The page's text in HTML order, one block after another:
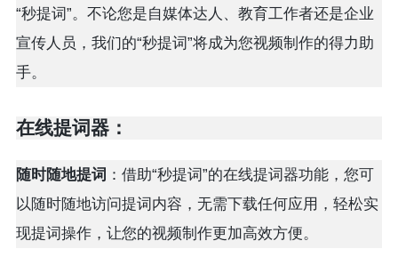
“秒提词”。不论您是自媒体达人、教育工作者还是企业
宣传人员，我们的“秒提词”将成为您视频制作的得力助
手。
在线提词器：
随时随地提词 ：借助“秒提词”的在线提词器功能，您可
以随时随地访问提词内容，无需下载任何应用，轻松实
现提词操作，让您的视频制作更加高效方便。